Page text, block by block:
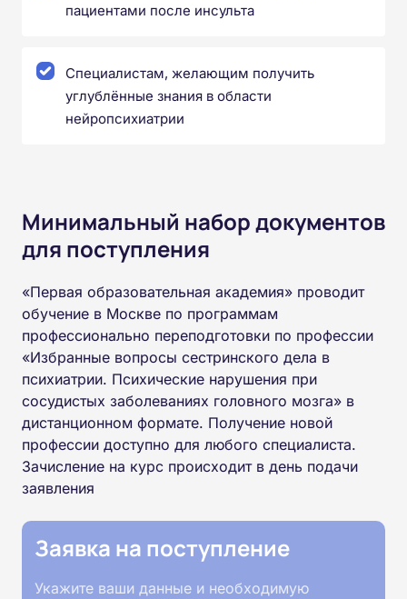
пациентами после инсульта
Специалистам, желающим получить
углублённые знания в области
нейропсихиатрии
Минимальный набор документов
для поступления
«Первая образовательная академия» проводит
обучение в Москве по программам
профессионально переподготовки по профессии
«Избранные вопросы сестринского дела в
психиатрии. Психические нарушения при
сосудистых заболеваниях головного мозга» в
дистанционном формате. Получение новой
профессии доступно для любого специалиста.
Зачисление на курс происходит в день подачи
заявления
Заявка на поступление
Укажите ваши данные и необходимую